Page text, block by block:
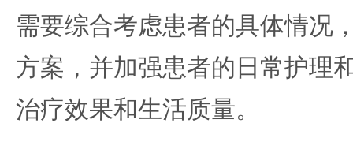
需要综合考虑患者的具体情况
方案，并加强患者的日常护理
治疗效果和生活质量。